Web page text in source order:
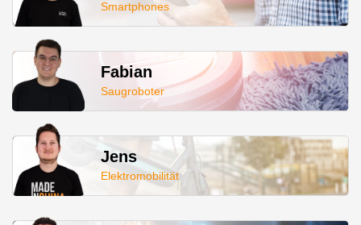
Smartphones
Fabian
Saugroboter
Jens
Elektromobilität